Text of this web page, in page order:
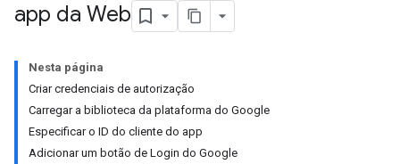
app da Web
Nesta página
Criar credenciais de autorização
Carregar a biblioteca da plataforma do Google
Especificar o ID do cliente do app
Adicionar um botão de Login do Google